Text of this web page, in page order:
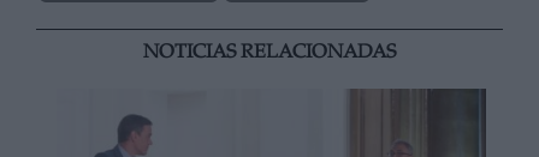
NOTICIAS RELACIONADAS